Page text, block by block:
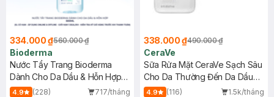
334.000 ₫560.000 ₫
Bioderma
Nước Tẩy Trang Bioderma
Dành Cho Da Dầu & Hỗn Hợp
500ml
4.9 (228)
717/tháng
338.000 ₫490.000 ₫
CeraVe
Sữa Rửa Mặt CeraVe Sạch Sâu
Cho Da Thường Đến Da Dầu
473ml
4.9 (116)
1.5k/tháng